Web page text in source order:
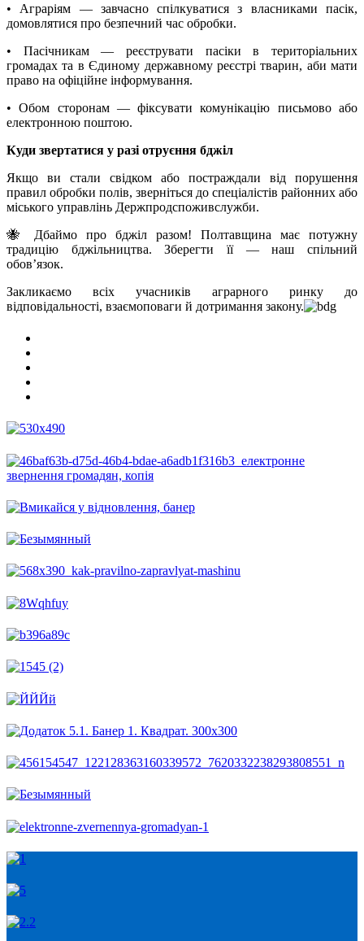
• Аграріям — завчасно спілкуватися з власниками пасік,
домовлятися про безпечний час обробки.
• Пасічникам — реєструвати пасіки в територіальних
громадах та в Єдиному державному реєстрі тварин, аби мати
право на офіційне інформування.
• Обом сторонам — фіксувати комунікацію письмово або
електронною поштою.
Куди звертатися у разі отруєння бджіл
Якщо ви стали свідком або постраждали від порушення
правил обробки полів, зверніться до спеціалістів районних або
міського управлінь Держпродспоживслужби.
🐝 Дбаймо про бджіл разом! Полтавщина має потужну
традицію бджільництва. Зберегти її — наш спільний
обов’язок.
Закликаємо всіх учасників аграрного ринку до
відповідальності, взаємоповаги й дотримання закону.